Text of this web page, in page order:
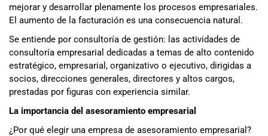
mejorar y desarrollar plenamente los procesos empresariales.
El aumento de la facturación es una consecuencia natural.
Se entiende por consultoría de gestión: las actividades de
consultoría empresarial dedicadas a temas de alto contenido
estratégico, empresarial, organizativo o ejecutivo, dirigidas a
socios, direcciones generales, directores y altos cargos,
prestadas por figuras con experiencia similar.
La importancia del asesoramiento empresarial
¿Por qué elegir una empresa de asesoramiento empresarial?